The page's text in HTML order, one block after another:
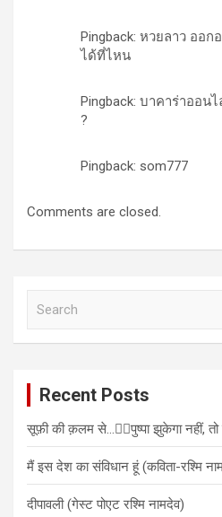
Pingback: หวยลาว ออ
ได้ที่ไหน
Pingback: บาคาร่าออน
?
Pingback: som777
Comments are closed.
Recent Posts
सूफ़ी की क़लम से…✍🏻पुष्पा झुकेगा नहीं,
मैं इस देश का संविधान हूं (कविता-रश्मि
दीपावली (गेस्ट पोएट रश्मि नामदेव)